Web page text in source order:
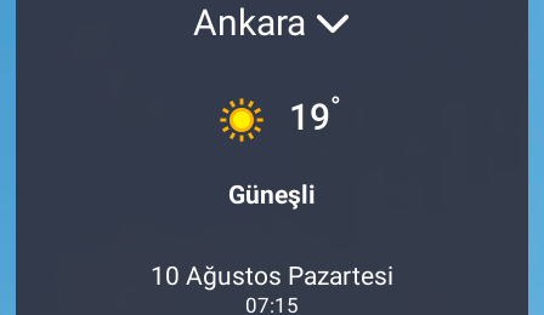
Ankara
19°
Güneşli
10 Ağustos Pazartesi
07:15